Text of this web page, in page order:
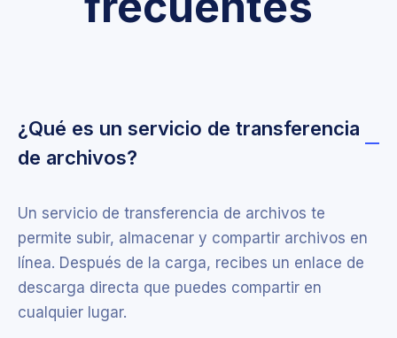
¿Qué es un servicio de transferencia
de archivos?
Un servicio de transferencia de archivos te
permite subir, almacenar y compartir archivos en
línea. Después de la carga, recibes un enlace de
descarga directa que puedes compartir en
cualquier lugar.